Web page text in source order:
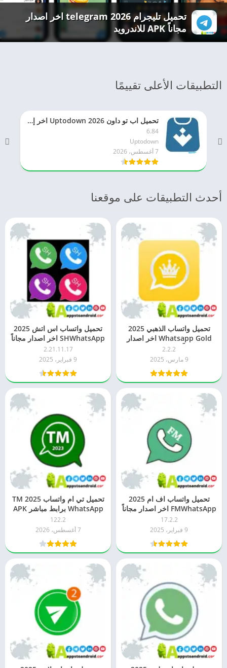
تحميل تليجرام 2026 telegram اخر اصدار
مجاناً APK للاندرويد
التطبيقات الأعلى تقييمًا
تحميل اب تو داون 2026 Uptodown اخر إصدار apk للاندرويد مجاناً
6.84
Uptodown
7 أغسطس، 2026
أحدث التطبيقات على موقعنا
تحميل واتساب الذهبي 2025
Whatsapp Gold اخر اصدار
2.2.2
9 مارس، 2025
تحميل واتساب اس اتش 2025
SHWhatsApp اخر اصدار مجاناً
APK للاندرويد
2.21.11.17
9 فبراير، 2025
تحميل واتساب اف ام 2025
FMWhatsApp اخر اصدار مجاناً
APK للاندرويد17.2.2
9 فبراير، 2025
تحميل تي ام واتساب 2025 TM
WhatsApp برابط مباشر APK
للاندرويد
122.2
7 أغسطس، 2026